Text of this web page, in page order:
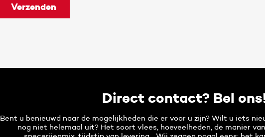
Direct contact? Bel
Bent u benieuwd naar de mogelijkheden die er voor u zijn? Wilt u iets
nog niet helemaal uit? Het soort vlees, hoeveelheden, de manier